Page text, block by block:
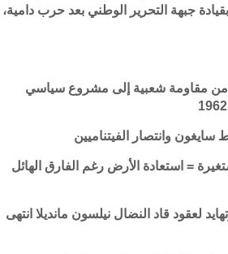
بقيادة جبهة التحرير الوطني بعد حرب دامية،
من مقاومة شعبية إلى مشروع سياسي
وانتصار الفيتناميين
= استعادة الأرض رغم الفارق الهائل
لعقود قاد النضال نيلسون مانديلا انتهى